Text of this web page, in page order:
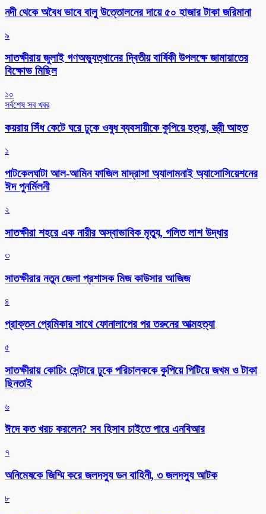
নদী থেকে অবৈধ ভাবে বালু উত্তোলনের দায়ে ৫০ হাজার টাকা জরিমানা
৯
সাতক্ষীরায় জুলাই গণঅভ্যুত্থানের দ্বিতীয় বার্ষিকী উপলক্ষে জামায়াতের
বিক্ষোভ মিছিল
১০
সর্বশেষ সব খবর
কয়রায় সিঁধ কেটে ঘরে ঢুকে ওষুধ ব্যবসায়ীকে কুপিয়ে হত্যা, স্ত্রী আহত
১
পাটকেলঘাটা আল-আমিন ফাজিল মাদ্রাসা অ্যালামনাই অ্যাসোসিয়েশনের
ঈদ পুনর্মিলনী
২
সাতক্ষীরা শহরে এক নারীর অস্বাভাবিক মৃত্যু, গলিত লাশ উদ্ধার
৩
সাতক্ষীরার নতুন জেলা প্রশাসক মিজ কাউসার আজিজ
৪
প্রাক্তন প্রেমিকার সাথে ফোনালাপের পর তরুনের আত্মহত্যা
৫
সাতক্ষীরায় কোচিং সেন্টারে ঢুকে পরিচালককে কুপিয়ে পিটিয়ে জখম ও টাকা
ছিনতাই
৬
ঈদে কত খরচ করলেন? সব হিসাব চাইতে পারে এনবিআর
৭
অনিমেষকে জিম্মি করে জলদস্যু ডন বাহিনী, ৩ জলদস্যু আটক
৮